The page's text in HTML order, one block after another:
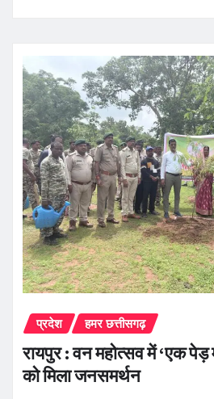
प्रदेश हमर छत्तीसगढ़
रायपुर : वन महोत्सव में ‘एक पेड़
को मिला जनसमर्थन